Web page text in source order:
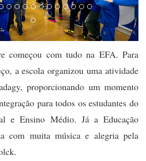
começou com tudo na EFA. Para
a escola organizou uma atividade
proporcionando um momento
para todos os estudantes do
e Ensino Médio. Já a Educação
com muita música e alegria pela